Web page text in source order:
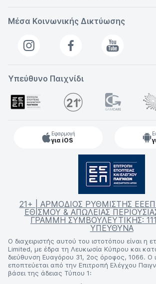
Μέσα Κοινωνικής Δικτύωσης
Υπεύθυνο Παιχνίδι
Εφαρμογή
για iOS
21+ | ΑΡΜΟΔΙΟΣ ΡΥΘΜΙΣΤΗΣ
ΕΘΙΣΜΟΥ & ΑΠΩΛΕΙΑΣ
ΓΡΑΜΜΗ ΣΥΜΒΟΥΛΕΥΤΙΚΗΣ:
ΥΠΕΥΘΥΝΑ
Ο διαχειριστής αυτού του ιστοτόπου είναι η
Limited, με έδρα τη Λευκωσία Κύπρου και
διεύθυνση Ευαγόρου 31, 2ος όροφος, 1066. Ο
εποπτεύεται από την Επιτροπή Ελέγχου
βάσει της άδειας Τύπου 1: